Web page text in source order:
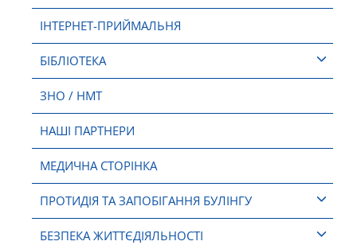
ІНТЕРНЕТ-ПРИЙМАЛЬНЯ
БІБЛІОТЕКА
ЗНО / НМТ
НАШІ ПАРТНЕРИ
МЕДИЧНА СТОРІНКА
ПРОТИДІЯ ТА ЗАПОБІГАННЯ БУЛІНГУ
БЕЗПЕКА ЖИТТЄДІЯЛЬНОСТІ